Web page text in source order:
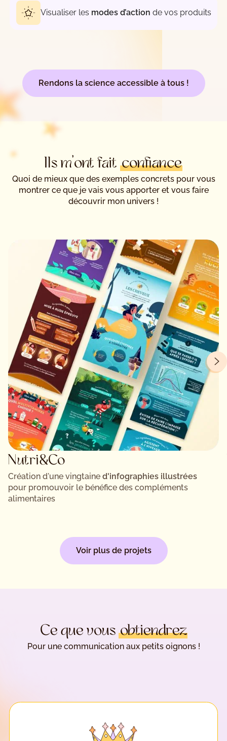
Visualiser les modes d’action de vos produits
Rendons la science accessible à tous !
Ils m'ont fait confiance
Quoi de mieux que des exemples concrets pour vous
montrer ce que je vais vous apporter et vous faire
découvrir mon univers !
Nutri&Co
Création d'une vingtaine d'infographies illustrées
pour promouvoir le bénéfice des compléments
alimentaires
Voir plus de projets
Ce que vous obtiendrez
Pour une communication aux petits oignons !